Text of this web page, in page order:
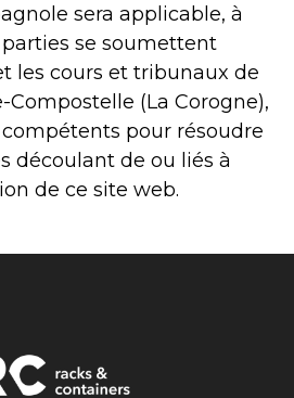
sera applicable, à
parties se soumettent
les cours et tribunaux de
Compostelle (La Corogne),
pour résoudre
découlant de ou liés à
de ce site web.